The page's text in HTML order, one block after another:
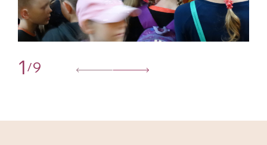
1 /9